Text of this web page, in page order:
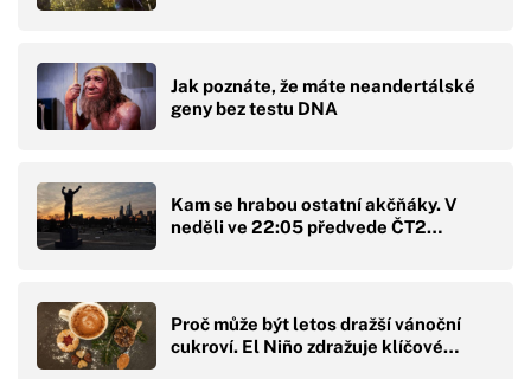
Jak poznáte, že máte neandertálské
geny bez testu DNA
Kam se hrabou ostatní akčňáky. V
neděli ve 22:05 předvede ČT2…
Proč může být letos dražší vánoční
cukroví. El Niño zdražuje klíčové…